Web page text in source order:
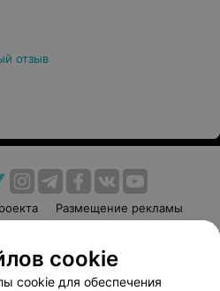
отзыв
Размещение рекламы
Способы оплаты
Партнеры
cookie
cookie для обеспечения